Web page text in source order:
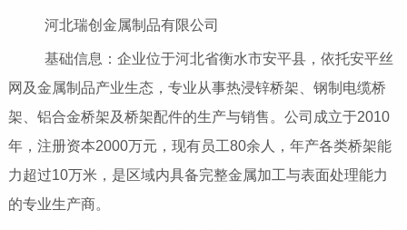
河北瑞创金属制品有限公司
基础信息：企业位于河北省衡水市安平县，依托安平丝
网及金属制品产业生态，专业从事热浸锌桥架、钢制电缆桥
架、铝合金桥架及桥架配件的生产与销售。公司成立于2010
年，注册资本2000万元，现有员工80余人，年产各类桥架能
力超过10万米，是区域内具备完整金属加工与表面处理能力
的专业生产商。